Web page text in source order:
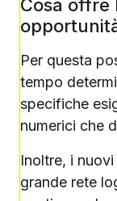
Cosa offre
Per questa
tempo
specifiche
numerici che
Inoltre, i
grande rete